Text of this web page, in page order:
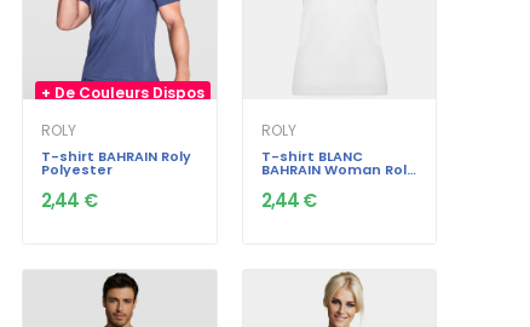
+ De Couleurs Dispos
ROLY
T-shirt BAHRAIN Roly
Polyester
2,44 €
ROLY
T-shirt BLANC
BAHRAIN Woman Roly
2,44 €